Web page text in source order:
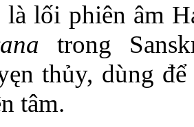
là lối phiên âm
trong
thủy, dùng
tâm.